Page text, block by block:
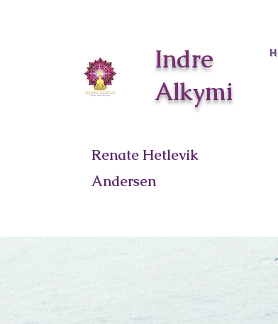
Indre
Alkymi
Renate Hetlevik
Andersen